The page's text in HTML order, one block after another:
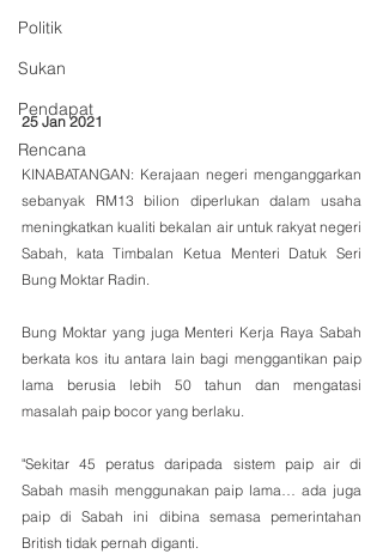
Politik
Sukan
Pendapat
Rencana
25 Jan 2021
KINABATANGAN: Kerajaan negeri menganggarkan
sebanyak RM13 bilion diperlukan dalam usaha
meningkatkan kualiti bekalan air untuk rakyat negeri
Sabah, kata Timbalan Ketua Menteri Datuk Seri
Bung Moktar Radin.
Bung Moktar yang juga Menteri Kerja Raya Sabah
berkata kos itu antara lain bagi menggantikan paip
lama berusia lebih 50 tahun dan mengatasi
masalah paip bocor yang berlaku.
"Sekitar 45 peratus daripada sistem paip air di
Sabah masih menggunakan paip lama… ada juga
paip di Sabah ini dibina semasa pemerintahan
British tidak pernah diganti.